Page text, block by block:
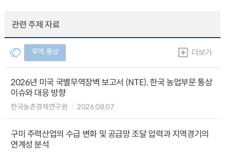
관련 주제 자료
무역∙통상 더보기
2026년 미국 국별무역장벽 보고서 (NTE), 한국 농업부문 통상
이슈와 대응 방향
한국농촌경제연구원 2026.08.07
구미 주력산업의 수급 변화 및 공급망 조달 압력과 지역경기의
연계성 분석